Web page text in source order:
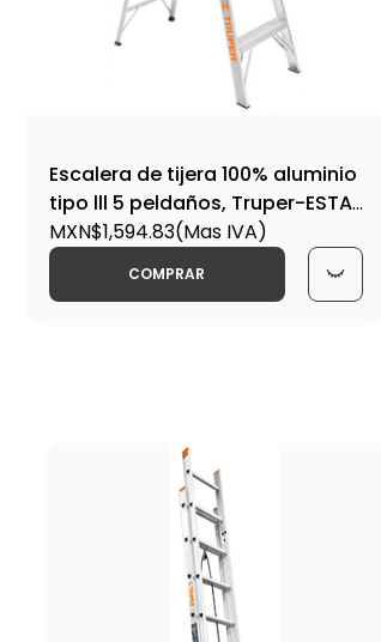
Escalera de tijera 100% aluminio
tipo lll 5 peldaños, Truper-ESTA-
35 / 10439
MXN$1,594.83(Mas IVA)
COMPRAR